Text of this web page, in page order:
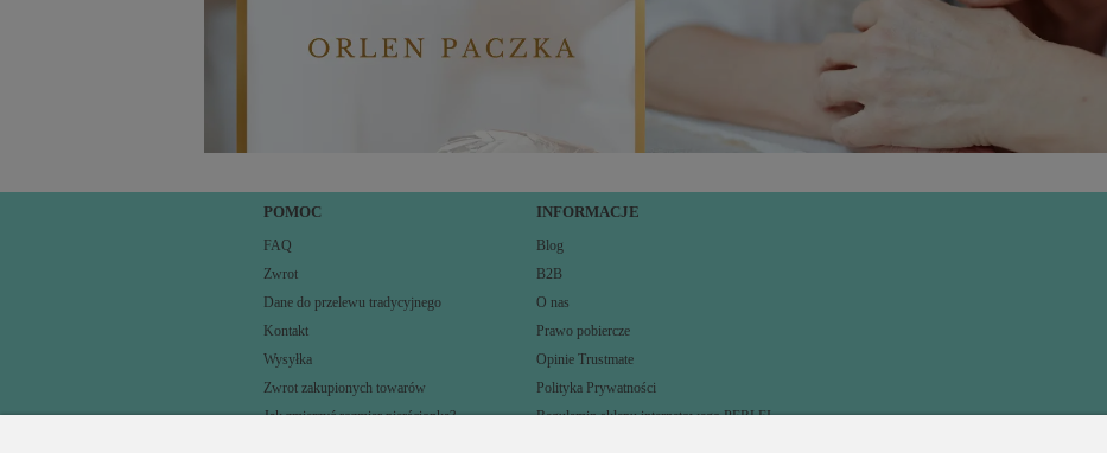
POMOC
FAQ
Zwrot
Dane do przelewu tradycyjnego
Kontakt
Wysyłka
Zwrot zakupionych towarów
Jak zmierzyć rozmiar pierścionka?
INFORMACJE
Blog
B2B
O nas
Prawo pobiercze
Opinie Trustmate
Polityka Prywatności
Regulamin sklepu internetowego PERLEI